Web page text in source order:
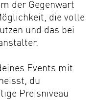
der Gegenwart
die volle
und das bei
Events mit
du
Preisniveau